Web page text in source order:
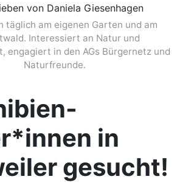
von Daniela Giesenhagen
täglich am eigenen Garten und am
Interessiert an Natur und
engagiert in den AGs Bürgernetz und
Naturfreunde.
in
gesucht!